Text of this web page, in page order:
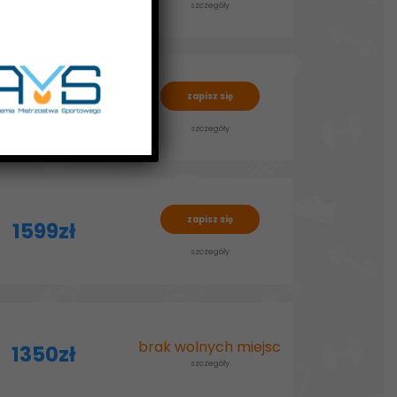
szczegóły
1350zł zapisz się
szczegóły
1599zł zapisz się
szczegóły
1350zł brak wolnych miejsc
szczegóły